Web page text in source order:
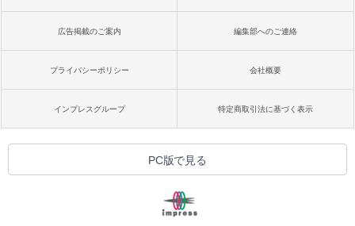
広告掲載のご案内 編集部へのご連絡
プライバシーポリシー 会社概要
インプレスグループ 特定商取引法に基づく表示
PC版で見る